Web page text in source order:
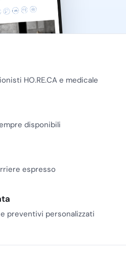
HO.RE.CA e medicale
disponibili
espresso
preventivi personalizzati